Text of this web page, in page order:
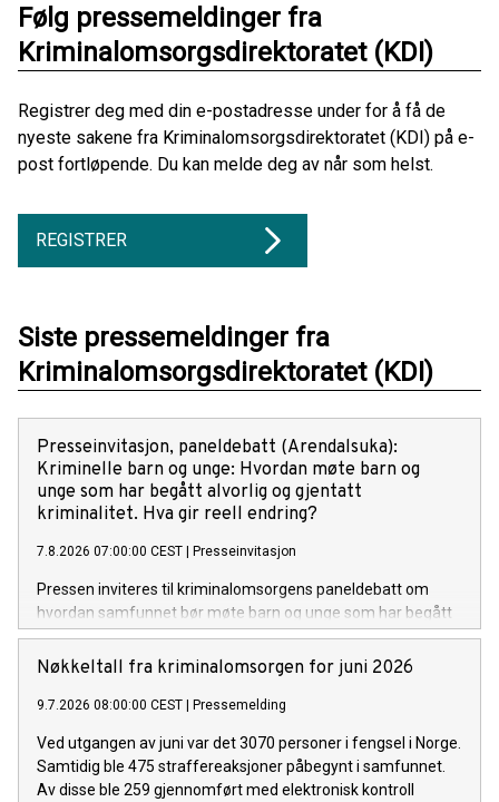
Følg pressemeldinger fra
Kriminalomsorgsdirektoratet (KDI)
Registrer deg med din e-postadresse under for å få de
nyeste sakene fra Kriminalomsorgsdirektoratet (KDI) på e-
post fortløpende. Du kan melde deg av når som helst.
REGISTRER
Siste pressemeldinger fra
Kriminalomsorgsdirektoratet (KDI)
Presseinvitasjon, paneldebatt (Arendalsuka):
Kriminelle barn og unge: Hvordan møte barn og
unge som har begått alvorlig og gjentatt
kriminalitet. Hva gir reell endring?
7.8.2026 07:00:00 CEST | Presseinvitasjon
Pressen inviteres til kriminalomsorgens paneldebatt om
hvordan samfunnet bør møte barn og unge som har begått
alvorlig og gjentatt kriminalitet, basert på flere aktuelle saker
fra den senere tid.
Nøkkeltall fra kriminalomsorgen for juni 2026
9.7.2026 08:00:00 CEST | Pressemelding
Ved utgangen av juni var det 3070 personer i fengsel i Norge.
Samtidig ble 475 straffereaksjoner påbegynt i samfunnet.
Av disse ble 259 gjennomført med elektronisk kontroll